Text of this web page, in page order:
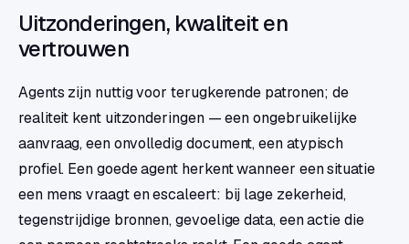
Uitzonderingen, kwaliteit en
vertrouwen
Agents zijn nuttig voor terugkerende patronen; de
realiteit kent uitzonderingen — een ongebruikelijke
aanvraag, een onvolledig document, een atypisch
profiel. Een goede agent herkent wanneer een situatie
een mens vraagt en escaleert: bij lage zekerheid,
tegenstrijdige bronnen, gevoelige data, een actie die